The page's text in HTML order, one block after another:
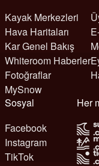
Kayak Merkezleri
Hava Haritaları
Kar Genel Bakış
Whiteroom Haberler
Fotoğraflar
MySnow
Sosyal
Facebook
Instagram
TikTok